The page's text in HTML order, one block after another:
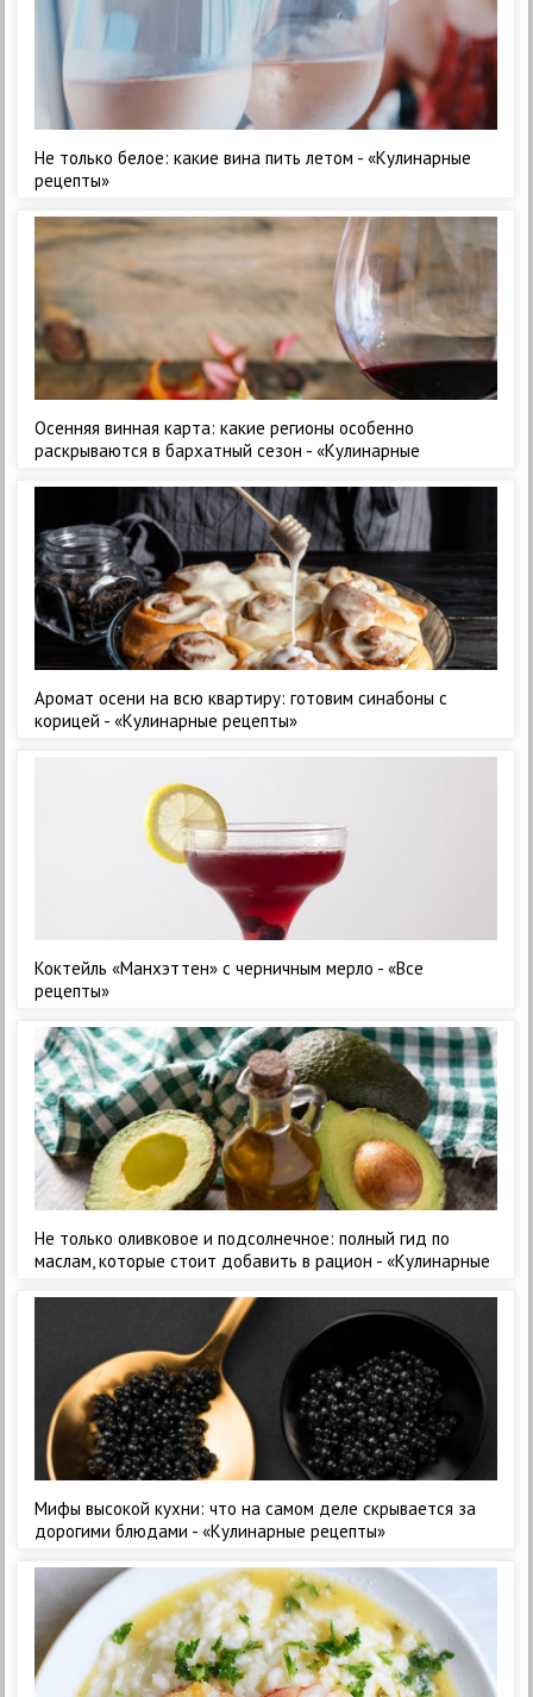
Не только белое: какие вина пить летом - «Кулинарные
рецепты»
Осенняя винная карта: какие регионы особенно
раскрываются в бархатный сезон - «Кулинарные
Аромат осени на всю квартиру: готовим синабоны с
корицей - «Кулинарные рецепты»
Коктейль «Манхэттен» с черничным мерло - «Все
рецепты»
Не только оливковое и подсолнечное: полный гид по
маслам, которые стоит добавить в рацион - «Кулинарные
Мифы высокой кухни: что на самом деле скрывается за
дорогими блюдами - «Кулинарные рецепты»